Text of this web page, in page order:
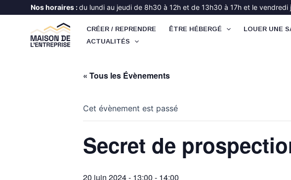
Nos horaires :du lundi au jeudi de 8h30 à 12h et de 13h30 à 17h et le
CRÉER / REPRENDRE ÊTRE HÉBERGÉ LOUER UNE
ACTUALITÉS
« Tous les Évènements
Cet évènement est passé
Secret de
20 juin 2024 - 13:00 - 14:00